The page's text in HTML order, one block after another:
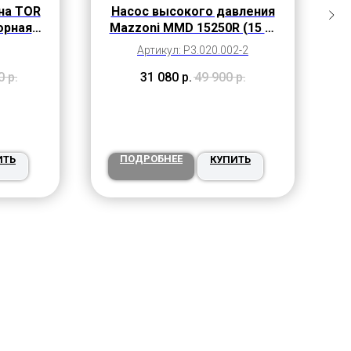
TOR
р.
Насос высокого давления
Mazzoni MMD 15250R (15 л/
мин, 250 бар)
Артикул: P3.020.002-2
31 080 р.49 900 р.
ПОДРОБНЕЕ КУПИТЬ